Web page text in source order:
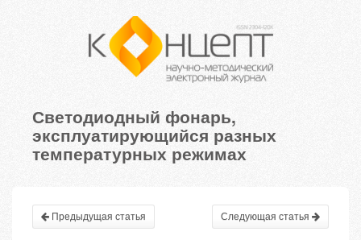
Светодиодный фонарь,
эксплуатирующийся разных
температурных режимах
Предыдущая статья Следующая статья